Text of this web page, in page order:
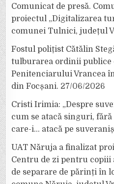
Comunicat de presă.
proiectul „Digitalizarea
comunei Tulnici, județul
Fostul polițist Cătălin
tulburarea ordinii publice
Penitenciarului Vrancea
din Focșani. 27/06/2026
Cristi Irimia: „Despre
cum se atacă singuri, fără
care-i… atacă pe
UAT Năruja a finalizat
Centru de zi pentru copiii
de separare de părinți în